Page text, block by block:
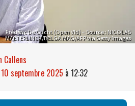
Frédéric De Gucht (Open Vld) – Source : NICOLAS
MAETERLINCK/BELGA MAG/AFP via Getty Images
Callens
10 septembre 2025 à 12:32